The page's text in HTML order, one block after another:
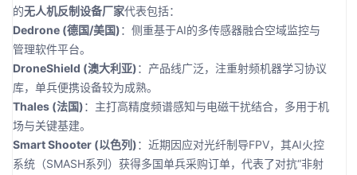
的无人机反制设备厂家代表包括：
Dedrone (德国/美国)：侧重基于AI的多传感器融合空域监控与
管理软件平台。
DroneShield (澳大利亚)：产品线广泛，注重射频机器学习协议
库，单兵便携设备较为成熟。
Thales (法国)：主打高精度频谱感知与电磁干扰结合，多用于机
场与关键基建。
Smart Shooter (以色列)：近期因应对光纤制导FPV，其AI火控
系统（SMASH系列）获得多国单兵采购订单，代表了对抗“非射